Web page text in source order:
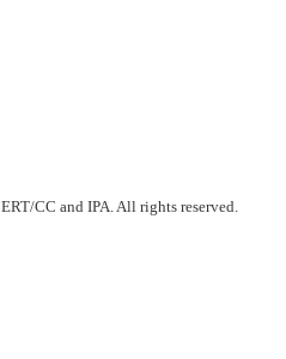
CC and IPA. All rights reserved.